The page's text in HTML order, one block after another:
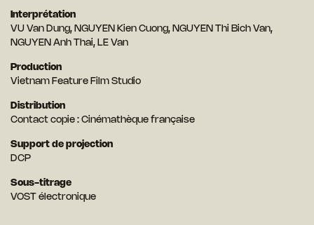
Interprétation
VU Van Dung, NGUYEN Kien Cuong, NGUYEN Thi Bich Van,
NGUYEN Anh Thai, LE Van
Production
Vietnam Feature Film Studio
Distribution
Contact copie : Cinémathèque française
Support de projection
DCP
Sous-titrage
VOST électronique